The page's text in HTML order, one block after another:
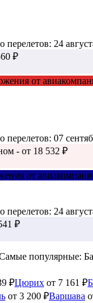
перелетов: 24
₽
от
перелетов: 07
- от 18 532 ₽
от
перелетов: 24
₽
популярные:
₽Цюрих от 7 161 ₽
от 3 200 ₽Варшава